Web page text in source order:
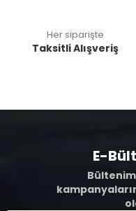
Her siparişte
Taksitli Alışveriş
E-